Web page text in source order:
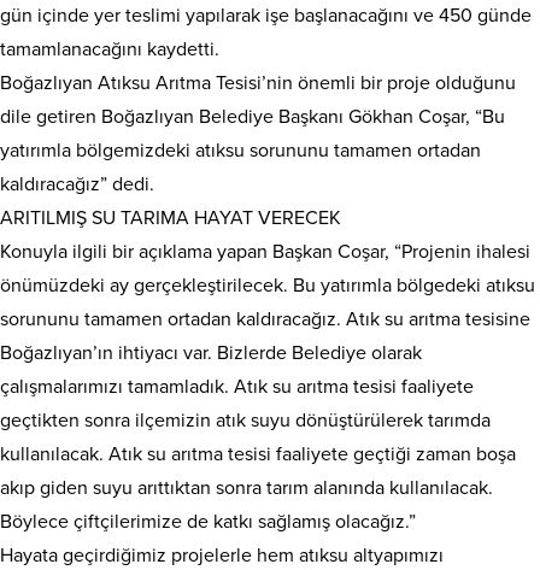
gün içinde yer teslimi yapılarak işe başlanacağını ve 450 günde
tamamlanacağını kaydetti.
Boğazlıyan Atıksu Arıtma Tesisi’nin önemli bir proje olduğunu
dile getiren Boğazlıyan Belediye Başkanı Gökhan Coşar, “Bu
yatırımla bölgemizdeki atıksu sorununu tamamen ortadan
kaldıracağız” dedi.
ARITILMIŞ SU TARIMA HAYAT VERECEK
Konuyla ilgili bir açıklama yapan Başkan Coşar, “Projenin ihalesi
önümüzdeki ay gerçekleştirilecek. Bu yatırımla bölgedeki atıksu
sorununu tamamen ortadan kaldıracağız. Atık su arıtma tesisine
Boğazlıyan’ın ihtiyacı var. Bizlerde Belediye olarak
çalışmalarımızı tamamladık. Atık su arıtma tesisi faaliyete
geçtikten sonra ilçemizin atık suyu dönüştürülerek tarımda
kullanılacak. Atık su arıtma tesisi faaliyete geçtiği zaman boşa
akıp giden suyu arıttıktan sonra tarım alanında kullanılacak.
Böylece çiftçilerimize de katkı sağlamış olacağız.”
Hayata geçirdiğimiz projelerle hem atıksu altyapımızı